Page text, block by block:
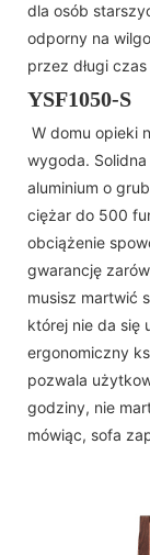
dla osób
odporny na
przez długi
YSF1050-S
W domu opieki
wygoda.
aluminium o
ciężar do 500
obciążenie
gwarancję
musisz martwić
której nie da się
ergonomiczny
pozwala
godziny, nie
mówiąc, sofa